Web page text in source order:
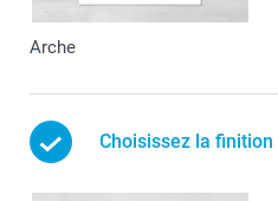
Arche
Choisissez la finition